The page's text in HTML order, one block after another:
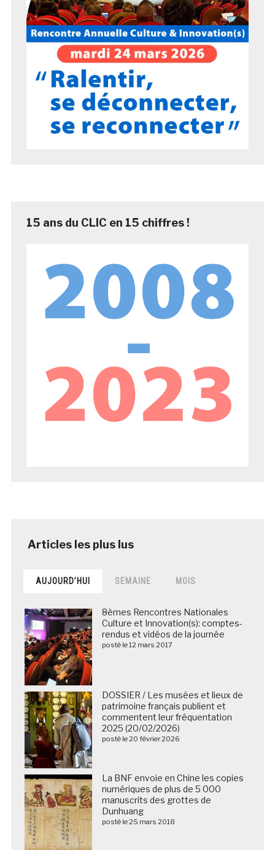
15 ans du CLIC en 15 chiffres !
AUJOURD’HUI SEMAINE MOIS
8èmes Rencontres Nationales
Culture et Innovation(s): comptes-
rendus et vidéos de la journée
posté le 12 mars 2017
DOSSIER / Les musées et lieux de
patrimoine français publient et
commentent leur fréquentation
2025 (20/02/2026)
posté le 20 février 2026
La BNF envoie en Chine les copies
numériques de plus de 5 000
manuscrits des grottes de
Dunhuang
posté le 25 mars 2018